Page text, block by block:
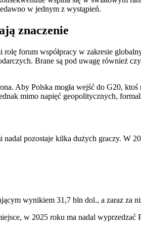
w jednym z wystąpień.
znaczenie
forum współpracy w zakresie
Brane są pod uwagę również
Aby Polska mogła wejść do G20,
mimo napięć geopolitycznych,
pozostaje kilka dużych graczy. W
wynikiem 31,7 bln dol., a zaraz za
w 2025 roku ma nadal